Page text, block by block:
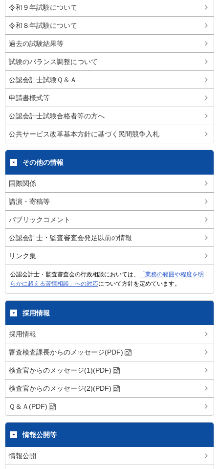
令和９年試験について
令和８年試験について
過去の試験結果等
試験のバランス調整について
公認会計士試験Ｑ＆Ａ
申請書様式等
公認会計士試験合格者等の方へ
公共サービス改革基本方針に基づく民間競争入札
その他の情報
国際関係
講演・寄稿等
パブリックコメント
公認会計士・監査審査会発足以前の情報
リンク集
公認会計士・監査審査会の行政相談においては、
「業務の範囲や程度を明
らかに超える苦情相談」への対応について方針を定めています。
採用情報
採用情報
審査検査課長からのメッセージ(PDF)
検査官からのメッセージ(1)(PDF)
検査官からのメッセージ(2)(PDF)
Ｑ＆Ａ(PDF)
情報公開等
情報公開